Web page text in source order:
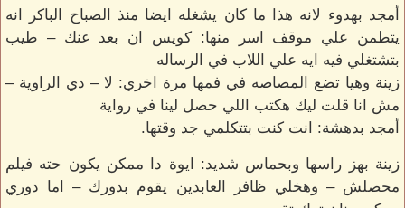
أمجد بهدوء لانه هذا ما كان يشغله ايضا منذ الصباح الباكر انه
يتطمن علي موقف اسر منها: كويس ان بعد عنك – طيب
بتشتغلي فيه ايه علي اللاب في الرساله
زينة وهيا تضع المصاصه في فمها مرة اخري: لا – دي الراوية –
مش انا قلت ليك هكتب اللي حصل لينا في رواية
أمجد بدهشة: انت كنت بتتكلمي جد وقتها.
زينة بهز راسها وبحماس شديد: ايوة دا ممكن يكون حته فيلم
محصلش – وهخلي ظافر العابدين يقوم بدورك – اما دوري